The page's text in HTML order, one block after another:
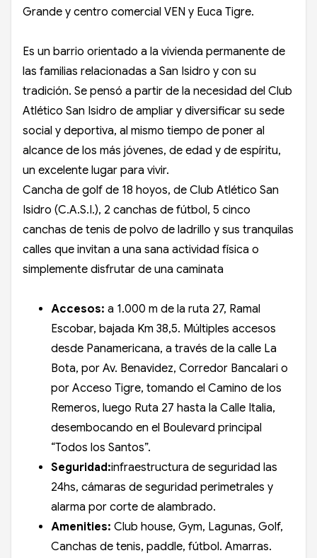
Grande y centro comercial VEN y Euca Tigre.
Es un barrio orientado a la vivienda permanente de
las familias relacionadas a San Isidro y con su
tradición. Se pensó a partir de la necesidad del Club
Atlético San Isidro de ampliar y diversificar su sede
social y deportiva, al mismo tiempo de poner al
alcance de los más jóvenes, de edad y de espíritu,
un excelente lugar para vivir.
Cancha de golf de 18 hoyos, de Club Atlético San
Isidro (C.A.S.I.), 2 canchas de fútbol, 5 cinco
canchas de tenis de polvo de ladrillo y sus tranquilas
calles que invitan a una sana actividad física o
simplemente disfrutar de una caminata
Accesos: a 1.000 m de la ruta 27, Ramal
Escobar, bajada Km 38,5. Múltiples accesos
desde Panamericana, a través de la calle La
Bota, por Av. Benavidez, Corredor Bancalari o
por Acceso Tigre, tomando el Camino de los
Remeros, luego Ruta 27 hasta la Calle Italia,
desembocando en el Boulevard principal
“Todos los Santos”.
Seguridad:infraestructura de seguridad las
24hs, cámaras de seguridad perimetrales y
alarma por corte de alambrado.
Amenities: Club house, Gym, Lagunas, Golf,
Canchas de tenis, paddle, fútbol. Amarras.